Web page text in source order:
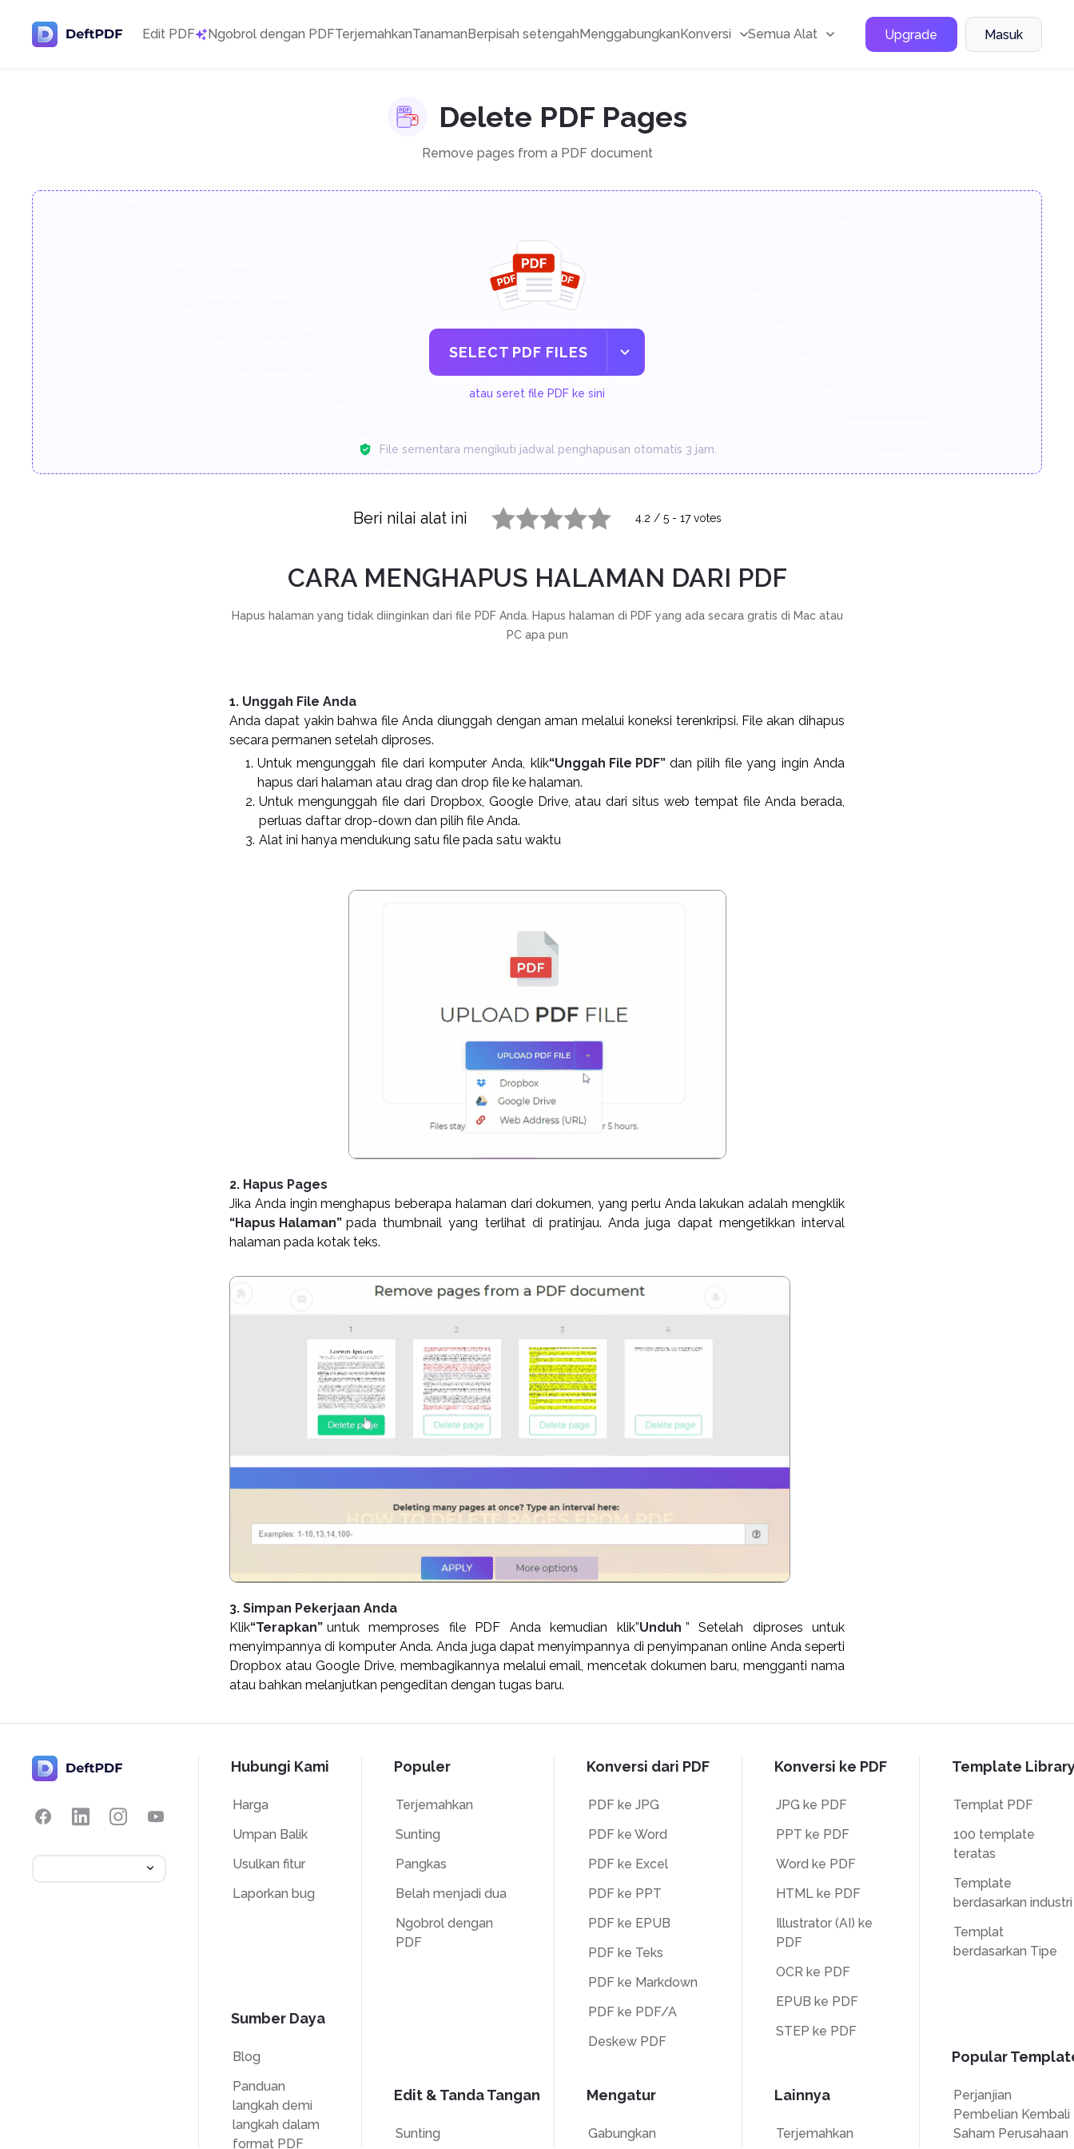
Edit PDF Ngobrol dengan PDFTerjemahkanTanamanBerpisah setengahMenggabungkanKonversi Semua Alat Upgrade Masuk
Delete PDF Pages
Remove pages from a PDF document
SELECT PDF FILES
atau seret file PDF ke sini
File sementara mengikuti jadwal penghapusan otomatis 3 jam.
Beri nilai alat ini 4.2 / 5- 17votes
CARA MENGHAPUS HALAMAN DARI PDF
Hapus halaman yang tidak diinginkan dari file PDF Anda. Hapus halaman di PDF yang ada secara gratis di Mac atau
PC apa pun
1. Unggah File Anda
Anda dapat yakin bahwa file Anda diunggah dengan aman melalui koneksi terenkripsi. File akan dihapus
secara permanen setelah diproses.
Untuk mengunggah file dari komputer Anda, klik“Unggah File PDF” dan pilih file yang ingin Anda
hapus dari halaman atau drag dan drop file ke halaman.
Untuk mengunggah file dari Dropbox, Google Drive, atau dari situs web tempat file Anda berada,
perluas daftar drop-down dan pilih file Anda.
Alat ini hanya mendukung satu file pada satu waktu
2. Hapus Pages
Jika Anda ingin menghapus beberapa halaman dari dokumen, yang perlu Anda lakukan adalah mengklik
“Hapus Halaman” pada thumbnail yang terlihat di pratinjau. Anda juga dapat mengetikkan interval
halaman pada kotak teks.
3. Simpan Pekerjaan Anda
Klik“Terapkan” untuk memproses file PDF Anda kemudian klik”Unduh ” Setelah diproses untuk
menyimpannya di komputer Anda. Anda juga dapat menyimpannya di penyimpanan online Anda seperti
Dropbox atau Google Drive, membagikannya melalui email, mencetak dokumen baru, mengganti nama
atau bahkan melanjutkan pengeditan dengan tugas baru.
Hubungi Kami
Harga
Umpan Balik
Usulkan fitur
Laporkan bug
Sumber Daya
Blog
Panduan
langkah demi
langkah dalam
format PDF
Populer
Terjemahkan
Sunting
Pangkas
Belah menjadi dua
Ngobrol dengan
PDF
Edit & Tanda Tangan
Sunting
Konversi dari PDF
PDF ke JPG
PDF ke Word
PDF ke Excel
PDF ke PPT
PDF ke EPUB
PDF ke Teks
PDF ke Markdown
PDF ke PDF/A
Deskew PDF
Mengatur
Gabungkan
Konversi ke PDF
JPG ke PDF
PPT ke PDF
Word ke PDF
HTML ke PDF
Illustrator (AI) ke
PDF
OCR ke PDF
EPUB ke PDF
STEP ke PDF
Lainnya
Terjemahkan
Template
Templat PDF
100 template
teratas
Template
berdasarkan industri
Templat
berdasarkan Tipe
Popular
Perjanjian
Pembelian Kembali
Saham Perusahaan